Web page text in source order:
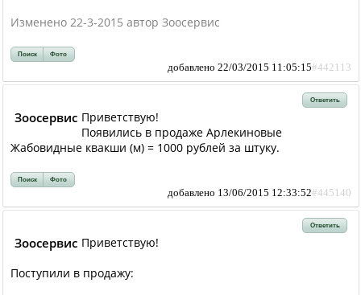
Изменено 22-3-2015 автор Зоосервис
Поиск Фото
добавлено 22/03/2015 11:05:15#442113
Ответить
Зоосервис Приветствую!
Появились в продаже Арлекиновые
Жабовидные квакши (м) = 1000 рублей за штуку.
Поиск Фото
добавлено 13/06/2015 12:33:52#445140
Ответить
Зоосервис Приветствую!
Поступили в продажу: